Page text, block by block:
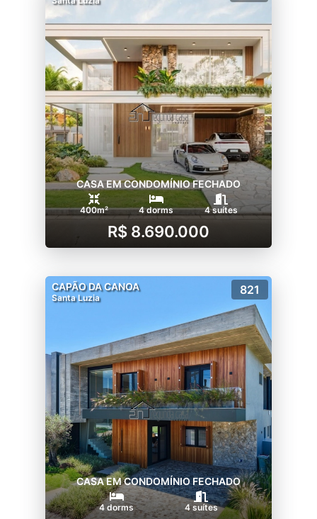
CASA EM CONDOMÍNIO FECHADO
400m² 4 dorms 4 suítes
R$ 8.690.000
CAPÃO DA CANOA
Santa Luzia
821
CASA EM CONDOMÍNIO FECHADO
4 dorms 4 suítes